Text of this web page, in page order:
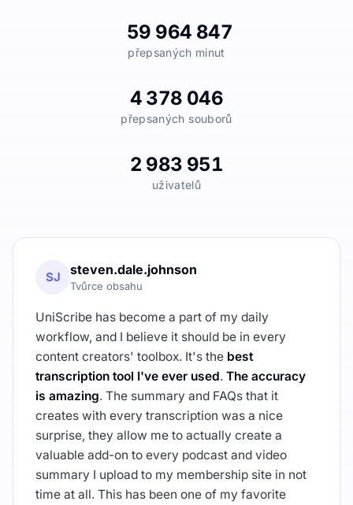
59 964 847
přepsaných minut
4 378 046
přepsaných souborů
2 983 951
uživatelů
SJ steven.dale.johnson
Tvůrce obsahu
UniScribe has become a part of my daily
workflow, and I believe it should be in every
content creators' toolbox. It's the best
transcription tool I've ever used. The accuracy
is amazing. The summary and FAQs that it
creates with every transcription was a nice
surprise, they allow me to actually create a
valuable add-on to every podcast and video
summary I upload to my membership site in not
time at all. This has been one of my favorite